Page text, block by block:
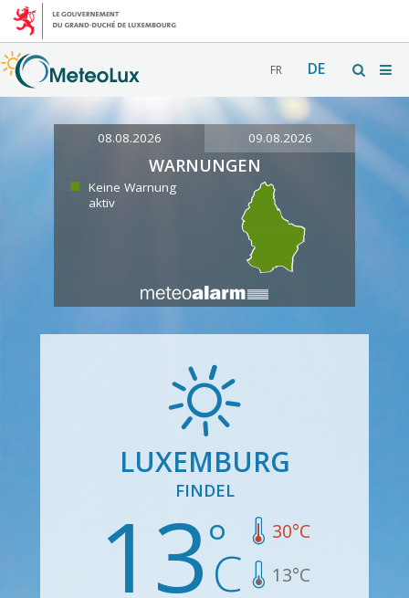
FR DE
08.08.2026 09.08.2026
WARNUNGEN
Keine Warnung
aktiv
LUXEMBURG
FINDEL
13 30°C
13°C